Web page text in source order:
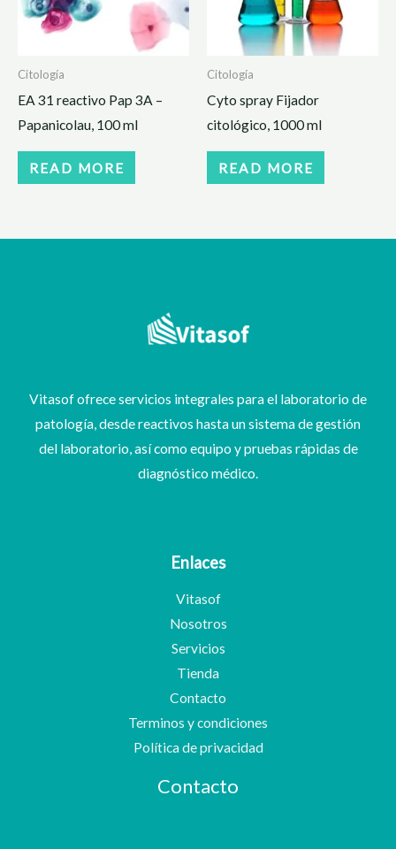
Citología
EA 31 reactivo Pap 3A –
Papanicolau, 100 ml
READ MORE
Citología
Cyto spray Fijador
citológico, 1000 ml
READ MORE
Vitasof ofrece servicios integrales para el laboratorio de
patología, desde reactivos hasta un sistema de gestión
del laboratorio, así como equipo y pruebas rápidas de
diagnóstico médico.
Enlaces
Vitasof
Nosotros
Servicios
Tienda
Contacto
Terminos y condiciones
Política de privacidad
Contacto